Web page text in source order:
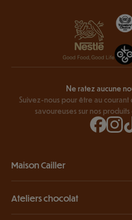
Ne ratez aucune
Suivez-nous pour être au
savoureuses sur nos produits
Maison Cailler
Ateliers chocolat